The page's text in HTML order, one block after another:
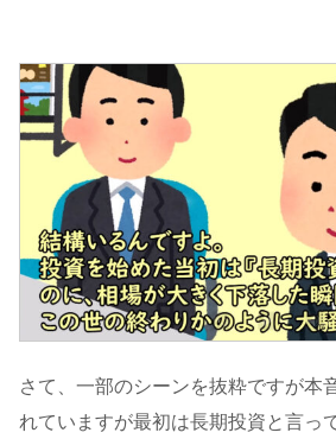
さて、一部のシーンを抜粋ですが本
れていますが最初は長期投資と言っ